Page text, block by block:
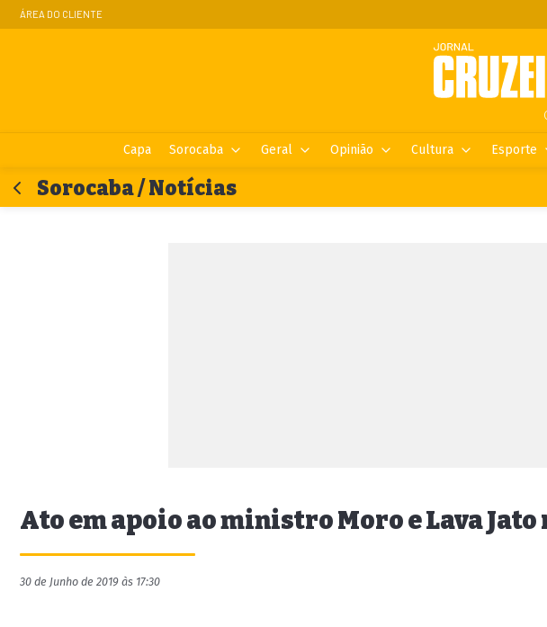
ÁREA DO CLIENTE
Capa Sorocaba Geral Opinião Cultura Esporte
Sorocaba / Notícias
Ato em apoio ao ministro Moro e Lava
30 de Junho de 2019 às 17:30